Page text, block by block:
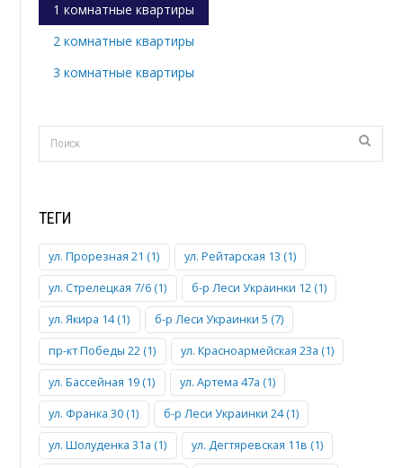
1 комнатные квартиры
2 комнатные квартиры
3 комнатные квартиры
ТЕГИ
ул. Прорезная 21 (1) ул. Рейтарская 13 (1)
ул. Стрелецкая 7/6 (1) б-р Леси Украинки 12 (1)
ул. Якира 14 (1) б-р Леси Украинки 5 (7)
пр-кт Победы 22 (1) ул. Красноармейская 23а (1)
ул. Бассейная 19 (1) ул. Артема 47а (1)
ул. Франка 30 (1) б-р Леси Украинки 24 (1)
ул. Шолуденка 31а (1) ул. Дегтяревская 11в (1)